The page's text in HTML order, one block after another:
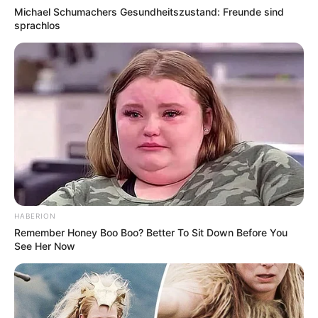
die inzwischen hauptsächlich aus der zweiten Hälfte
www.kunstmuseenkrefeld.de. Auf der Internetseite
werden außerdem die Ausstellungen der Häuser
Haus Lange und Haus Esters vorgestellt, die im
Bauhausstil von Ludwig Mies van der Rohe erbaut
Deutsches Textilmuseum - Mit diesem Museum
befindet sich in Krefeld-Linn eine weitere
beachtenswerte Ausstellung. Es handelt sich dabei
um eine umfangreiche Sammlung von kostbaren
Textilien aus der ganzen Welt. Sie umfasst mehr als
25.000 Stücke, die zum Teil sogar noch aus der
Antike stammen und von denen jeweils nur ein
kleiner Teil in wechselnden Ausstellungen gezeigt
wird. Informationen unter de.wikipedia.org/wiki/Deut
sches Textilmuseum
Michael Schumachers Gesundheitszustand: Freunde sind
sprachlos
HABERION
Remember Honey Boo Boo? Better To Sit Down Before You
See Her Now